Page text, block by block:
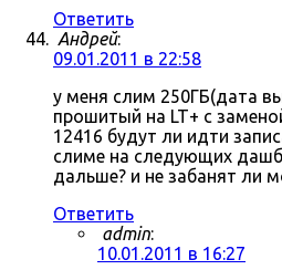
Ответить
Андрей:
09.01.2011 в 22:58
у меня слим 250ГБ(дата
прошитый на LT+ с
12416 будут ли идти
слиме на следующих
дальше? и не забанят ли
Ответить
admin:
10.01.2011 в 16:27